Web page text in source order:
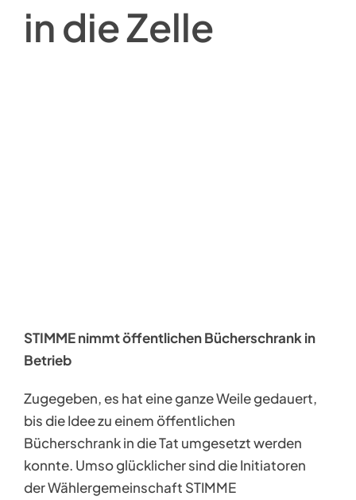
in die Zelle
STIMME nimmt öffentlichen Bücherschrank in
Betrieb
Zugegeben, es hat eine ganze Weile gedauert,
bis die Idee zu einem öffentlichen
Bücherschrank in die Tat umgesetzt werden
konnte. Umso glücklicher sind die Initiatoren
der Wählergemeinschaft STIMME